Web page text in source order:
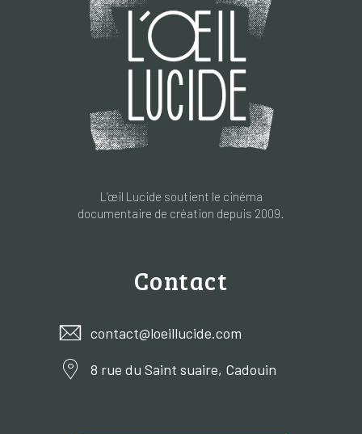
L’œil Lucide soutient le cinéma
documentaire de création depuis 2009.
Contact
contact@loeillucide.com
8 rue du Saint suaire, Cadouin